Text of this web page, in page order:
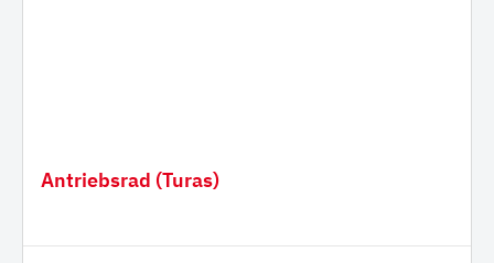
Antriebsrad (Turas)